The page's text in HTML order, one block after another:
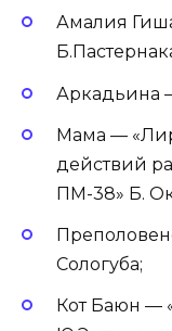
Амалия
Аркадьина
Мама —
действий
ПМ-38» Б.
Сологуба;
Кот Баюн —